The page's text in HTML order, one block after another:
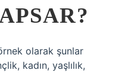
olarak şunlar
kadın, yaşlılık,